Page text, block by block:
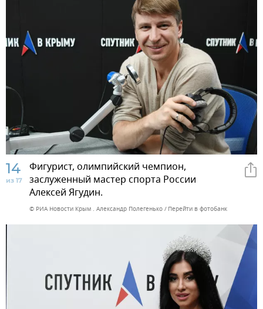
14
из 17
Фигурист, олимпийский чемпион,
заслуженный мастер спорта России
Алексей Ягудин.
© РИА Новости Крым . Александр Полегенько Перейти в фотобанк